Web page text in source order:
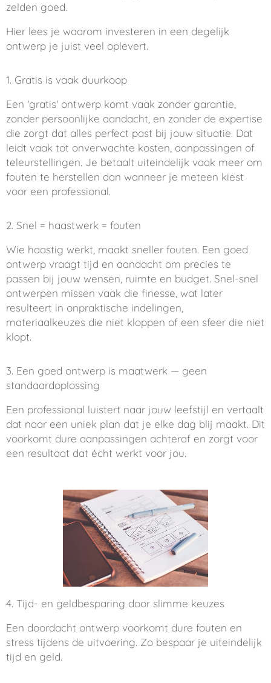
zelden goed.
Hier lees je waarom investeren in een degelijk
ontwerp je juist veel oplevert.
1. Gratis is vaak duurkoop
Een 'gratis' ontwerp komt vaak zonder garantie,
zonder persoonlijke aandacht, en zonder de expertise
die zorgt dat alles perfect past bij jouw situatie. Dat
leidt vaak tot onverwachte kosten, aanpassingen of
teleurstellingen. Je betaalt uiteindelijk vaak meer om
fouten te herstellen dan wanneer je meteen kiest
voor een professional.
2. Snel = haastwerk = fouten
Wie haastig werkt, maakt sneller fouten. Een goed
ontwerp vraagt tijd en aandacht om precies te
passen bij jouw wensen, ruimte en budget. Snel-snel
ontwerpen missen vaak die finesse, wat later
resulteert in onpraktische indelingen,
materiaalkeuzes die niet kloppen of een sfeer die niet
klopt.
3. Een goed ontwerp is maatwerk — geen
standaardoplossing
Een professional luistert naar jouw leefstijl en vertaalt
dat naar een uniek plan dat je elke dag blij maakt. Dit
voorkomt dure aanpassingen achteraf en zorgt voor
een resultaat dat écht werkt voor jou.
4. Tijd- en geldbesparing door slimme keuzes
Een doordacht ontwerp voorkomt dure fouten en
stress tijdens de uitvoering. Zo bespaar je uiteindelijk
tijd en geld.